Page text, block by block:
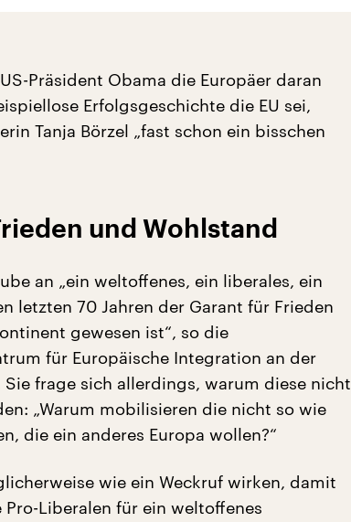
Präsident Obama die Europäer daran
Erfolgsgeschichte die EU sei,
Tanja Börzel „fast schon ein bisschen
und Wohlstand
an „ein weltoffenes, ein liberales, ein
letzten 70 Jahren der Garant für Frieden
gewesen ist“, so die
für Europäische Integration an der
frage sich allerdings, warum diese nicht
„Warum mobilisieren die nicht so wie
die ein anderes Europa wollen?“
wie ein Weckruf wirken, damit
Liberalen für ein weltoffenes